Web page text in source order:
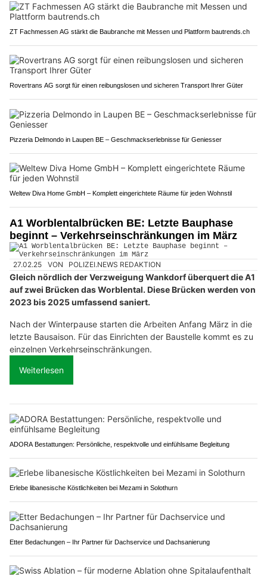
ZT Fachmessen AG stärkt die Baubranche mit Messen und Plattform bautrends.ch
Rovertrans AG sorgt für einen reibungslosen und sicheren Transport Ihrer Güter
Pizzeria Delmondo in Laupen BE – Geschmackserlebnisse für Geniesser
Weltew Diva Home GmbH – Komplett eingerichtete Räume für jeden Wohnstil
A1 Worblentalbrücken BE: Letzte Bauphase
beginnt – Verkehrseinschränkungen im März
27.02.25 VON POLIZEI.NEWS REDAKTION
Gleich nördlich der Verzweigung Wankdorf überquert die A1
auf zwei Brücken das Worblental. Diese Brücken werden von
2023 bis 2025 umfassend saniert.
Nach der Winterpause starten die Arbeiten Anfang März in die
letzte Bausaison. Für das Einrichten der Baustelle kommt es zu
einzelnen Verkehrseinschränkungen.
Weiterlesen
ADORA Bestattungen: Persönliche, respektvolle und einfühlsame Begleitung
Erlebe libanesische Köstlichkeiten bei Mezami in Solothurn
Etter Bedachungen – Ihr Partner für Dachservice und Dachsanierung